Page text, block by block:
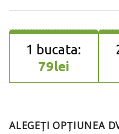
79lei
ALEGEȚI OPȚIUNEA